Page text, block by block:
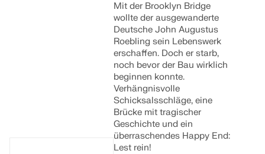
Mit der Brooklyn Bridge
wollte der ausgewanderte
Deutsche John Augustus
Roebling sein Lebenswerk
erschaffen. Doch er starb,
noch bevor der Bau wirklich
beginnen konnte.
Verhängnisvolle
Schicksalsschläge, eine
Brücke mit tragischer
Geschichte und ein
überraschendes Happy End:
Lest rein!